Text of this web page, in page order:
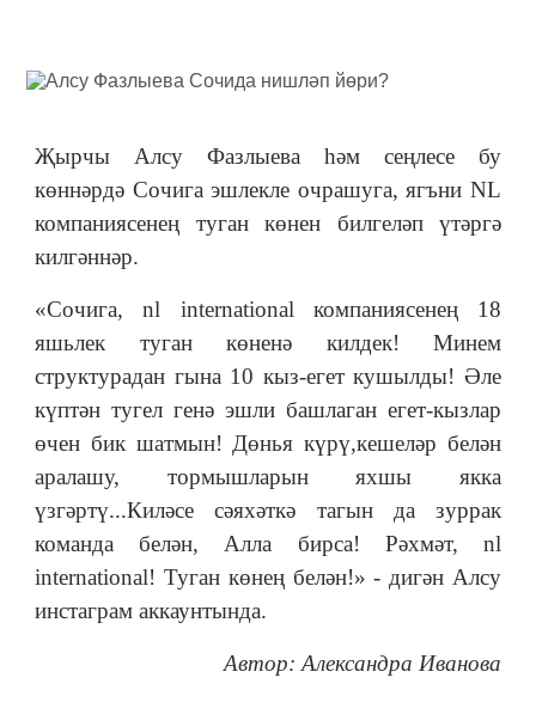
Җырчы Алсу Фазлыева һәм сеңлесе бу
көннәрдә Сочига эшлекле очрашуга, ягъни NL
компаниясенең туган көнен билгеләп үтәргә
килгәннәр.
«Сочига, nl international компаниясенең 18
яшьлек туган көненә килдек! Минем
структурадан гына 10 кыз-егет кушылды! Әле
күптән тугел генә эшли башлаган егет-кызлар
өчен бик шатмын! Дөнья күрү,кешеләр белән
аралашу, тормышларын яхшы якка
үзгәртү...Киләсе сәяхәткә тагын да зуррак
команда белән, Алла бирса! Рәхмәт, nl
international! Туган көнең белән!» - дигән Алсу
инстаграм аккаунтында.
Автор: Александра Иванова